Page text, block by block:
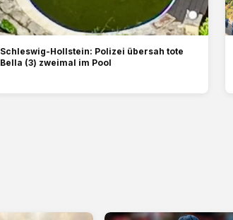
Schleswig-Hollstein: Polizei übersah tote
Bella (3) zweimal im Pool